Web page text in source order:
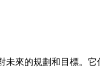
未來的規劃和目標。